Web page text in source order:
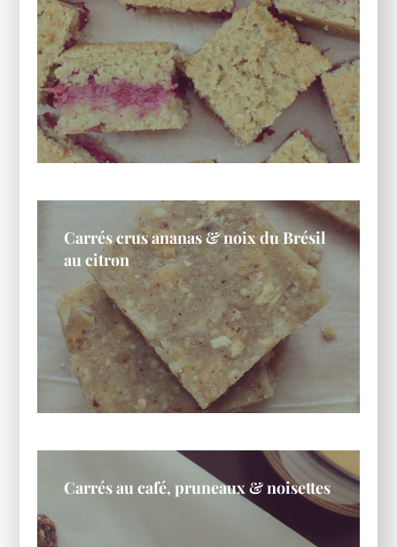
Carrés crus ananas & noix du Brésil
au citron
Carrés au café, pruneaux & noisettes